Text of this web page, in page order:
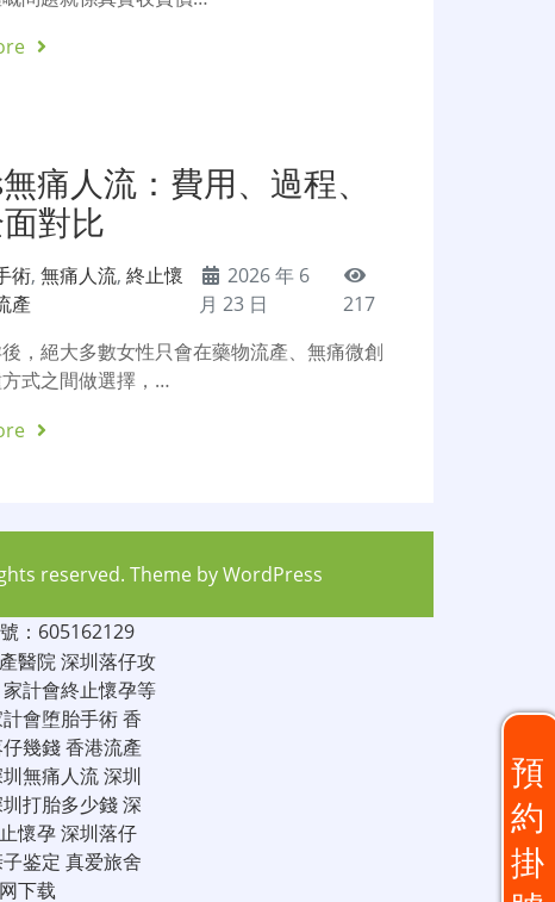
痛人流：費用、過程、
對比
術,無痛人流,終止懷
產
2026 年 6
月 23 日
217
，絕大多數女性只會在藥物流產、無痛微創
方式之間做選擇，…
預
約
掛
reserved. Theme byWordPress
：605162129
醫院深圳落仔攻
家計會終止懷孕等
會堕胎手術香
幾錢香港流產
無痛人流深圳
打胎多少錢深
懷孕深圳落仔
鉴定 真爱旅舍
下载